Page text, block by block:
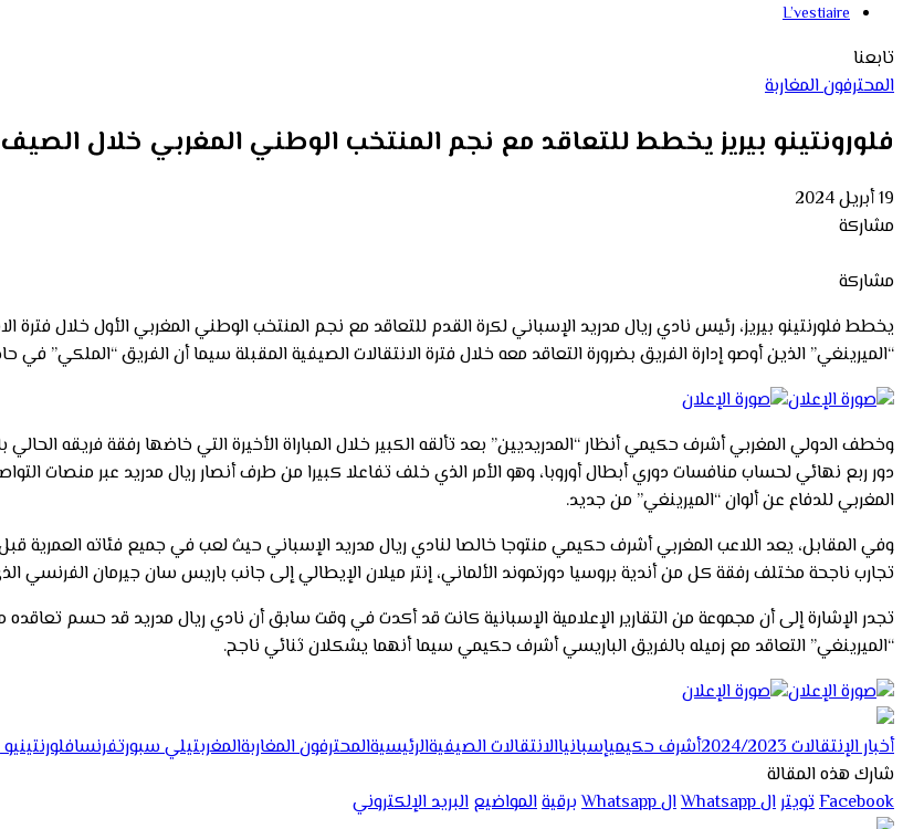
L’vestiaire
تابعنا
المحترفون المغاربة
فلورونتينو بيريز يخطط للتعاقد مع نجم المنتخب الوطني المغربي خلال الصيف
19 أبريل 2024
مشاركة
مشاركة
يخطط فلورنتينو بيريز، رئيس نادي ريال مدريد الإسباني لكرة القدم للتعاقد مع نجم المنتخب الوطني المغربي الأول خلال فترة
“الميرينغي” الذين أوصو إدارة الفريق بضرورة التعاقد معه خلال فترة الانتقالات الصيفية المقبلة سيما أن الفريق “الملكي” في
وخطف الدولي المغربي أشرف حكيمي أنظار “المدريديين” بعد تألقه الكبير خلال المباراة الأخيرة التي خاضها رفقة فريقه
دور ربع نهائي لحساب منافسات دوري أبطال أوروبا، وهو الأمر الذي خلف تفاعلا كبيرا من طرف أنصار ريال مدريد عبر منصات
المغربي للدفاع عن ألوان “الميرينغي” من جديد.
تجارب ناجحة مختلف رفقة كل من أندية بروسيا دورتموند الألماني، إنتر ميلان الإيطالي إلى جانب باريس سان جيرمان الفرنسي
تجدر الإشارة إلى أن مجموعة من التقارير الإعلامية الإسبانية كانت قد أكدت في وقت سابق أن نادي ريال مدريد قد حسم تعاقده
“الميرينغي” التعاقد مع زميله بالفريق الباريسي أشرف حكيمي سيما أنهما يشكلان ثنائي ناجح.
أخبار الإنتقالات 2024/2023 أشرف حكيميإسبانياالانتقالات الصيفيةالرئيسيةالمحترفون المغاربةالمغربتيلي سبورتفرنسافلورنتينيو
شارك هذه المقالة
Facebookتويترال Whatsapp ال Whatsapp برقيةالمواضيع البريد الإلكتروني